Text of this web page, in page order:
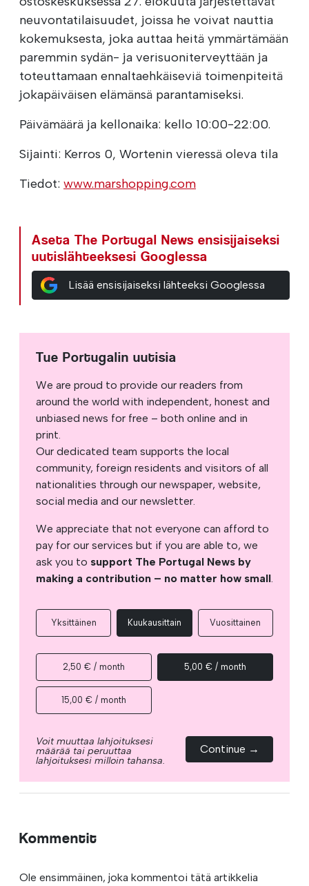
neuvontatilaisuudet, joissa he voivat nauttia
kokemuksesta, joka auttaa heitä ymmärtämään
paremmin sydän- ja verisuoniterveyttään ja
toteuttamaan ennaltaehkäiseviä toimenpiteitä
jokapäiväisen elämänsä parantamiseksi.
Päivämäärä ja kellonaika: kello 10:00-22:00.
Sijainti: Kerros 0, Wortenin vieressä oleva tila
Tiedot: www.marshopping.com
Aseta The Portugal News ensisijaiseksi
uutislähteeksesi Googlessa
Lisää ensisijaiseksi lähteeksi Googlessa
Tue Portugalin uutisia
We are proud to provide our readers from
around the world with independent, honest and
unbiased news for free – both online and in
print.
Our dedicated team supports the local
community, foreign residents and visitors of all
nationalities through our newspaper, website,
social media and our newsletter.
We appreciate that not everyone can afford to
pay for our services but if you are able to, we
ask you to support The Portugal News by
making a contribution – no matter how small.
Yksittäinen Kuukausittain Vuosittainen
2,50 € / month 5,00 € / month
15,00 € / month
Voit muuttaa lahjoituksesi
määrää tai peruuttaa
lahjoituksesi milloin tahansa.
Continue →
Kommentit
Ole ensimmäinen, joka kommentoi tätä artikkelia